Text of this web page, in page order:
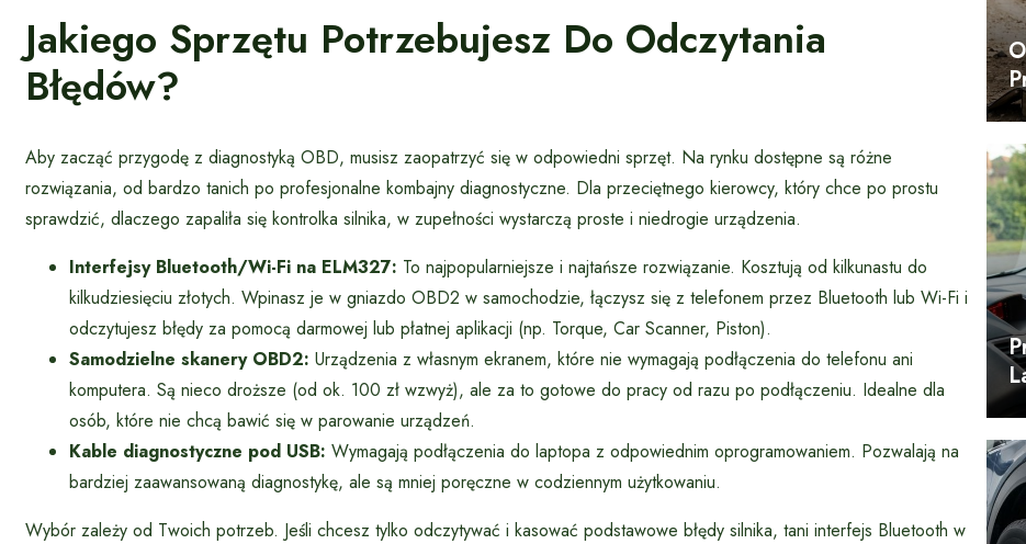
Jakiego Sprzętu Potrzebujesz Do Odczytania
Błędów?
Aby zacząć przygodę z diagnostyką OBD, musisz zaopatrzyć się w odpowiedni sprzęt. Na rynku dostępne są różne
rozwiązania, od bardzo tanich po profesjonalne kombajny diagnostyczne. Dla przeciętnego kierowcy, który chce po prostu
sprawdzić, dlaczego zapaliła się kontrolka silnika, w zupełności wystarczą proste i niedrogie urządzenia.
Interfejsy Bluetooth/Wi-Fi na ELM327: To najpopularniejsze i najtańsze rozwiązanie. Kosztują od kilkunastu do
kilkudziesięciu złotych. Wpinasz je w gniazdo OBD2 w samochodzie, łączysz się z telefonem przez Bluetooth lub Wi-Fi i
odczytujesz błędy za pomocą darmowej lub płatnej aplikacji (np. Torque, Car Scanner, Piston).
Samodzielne skanery OBD2: Urządzenia z własnym ekranem, które nie wymagają podłączenia do telefonu ani
komputera. Są nieco droższe (od ok. 100 zł wzwyż), ale za to gotowe do pracy od razu po podłączeniu. Idealne dla
osób, które nie chcą bawić się w parowanie urządzeń.
Kable diagnostyczne pod USB: Wymagają podłączenia do laptopa z odpowiednim oprogramowaniem. Pozwalają na
bardziej zaawansowaną diagnostykę, ale są mniej poręczne w codziennym użytkowaniu.
Wybór zależy od Twoich potrzeb. Jeśli chcesz tylko odczytywać i kasować podstawowe błędy silnika, tani interfejs Bluetooth w